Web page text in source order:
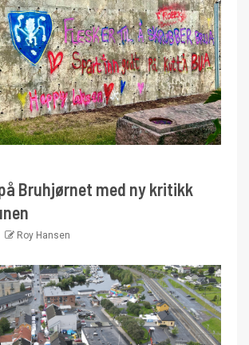
Bruhjørnet med ny kritikk
Roy Hansen